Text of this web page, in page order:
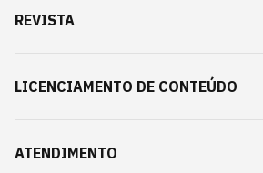
REVISTA
LICENCIAMENTO DE CONTEÚDO
ATENDIMENTO